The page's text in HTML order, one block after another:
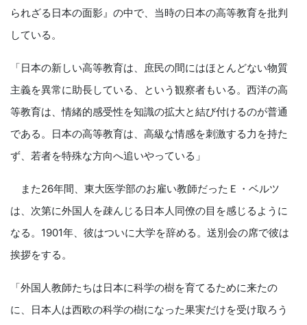
られざる日本の面影』の中で、当時の日本の高等教育を批判
している。
「日本の新しい高等教育は、庶民の間にはほとんどない物質
主義を異常に助長している、という観察者もいる。西洋の高
等教育は、情緒的感受性を知識の拡大と結び付けるのが普通
である。日本の高等教育は、高級な情感を刺激する力を持た
ず、若者を特殊な方向へ追いやっている」
また26年間、東大医学部のお雇い教師だったＥ・ベルツ
は、次第に外国人を疎んじる日本人同僚の目を感じるように
なる。1901年、彼はついに大学を辞める。送別会の席で彼は
挨拶をする。
「外国人教師たちは日本に科学の樹を育てるために来たの
に、日本人は西欧の科学の樹になった果実だけを受け取ろう